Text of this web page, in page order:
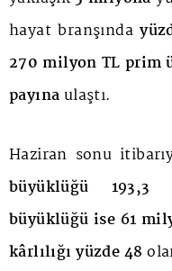
hayat branşında
270 milyon TL prim
payına ulaştı.
Haziran sonu
büyüklüğü
büyüklüğü ise 61
kârlılığı yüzde 48